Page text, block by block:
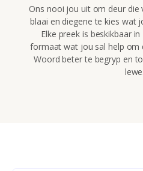
Ons nooi jou uit om deur die
blaai en diegene te kies wat
Elke preek is beskikbaar
formaat wat jou sal help om
Woord beter te begryp en
lewe.